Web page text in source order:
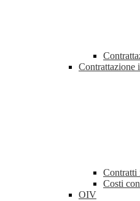
Contrattazione
Contratti
Costi
OIV